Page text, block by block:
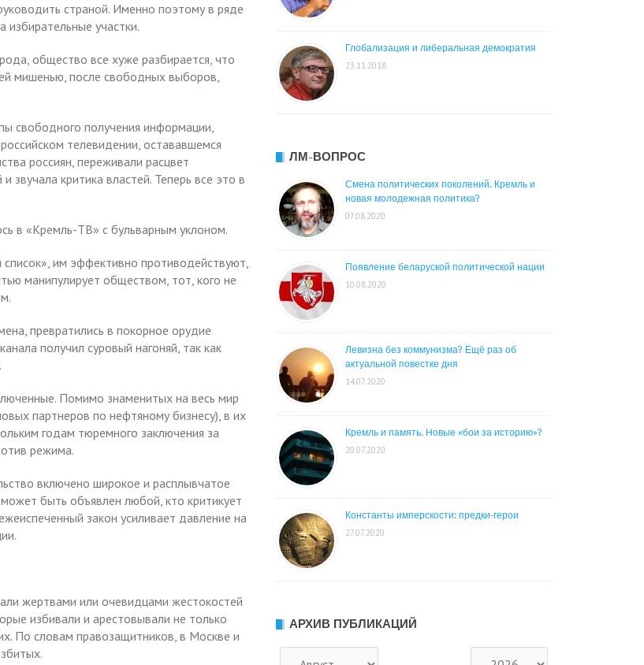
страной. Именно поэтому в ряде
избирательные участки.
общество все хуже разбирается, что
мишенью, после свободных выборов,
свободного получения информации,
телевидении, остававшемся
россиян, переживали расцвет
звучала критика властей. Теперь все это в
в «Кремль-ТВ» с бульварным уклоном.
им эффективно противодействуют,
манипулирует обществом, тот, кого не
превратились в покорное орудие
получил суровый нагоняй, так как
Помимо знаменитых на весь мир
партнеров по нефтяному бизнесу), в их
годам тюремного заключения за
режима.
включено широкое и расплывчатое
быть объявлен любой, кто критикует
закон усиливает давление на
жертвами или очевидцами жестокостей
избивали и арестовывали не только
По словам правозащитников, в Москве и
Глобализация и либеральная демократия
23.11.2018
ЛМ-ВОПРОС
Смена политических поколений. Кремль и
новая молодежная политика?
07.08.2020
Появление беларуской политической нации
10.08.2020
Левизна без коммунизма? Ещё раз об
актуальной повестке дня
14.07.2020
Кремль и память. Новые «бои за историю»?
20.07.2020
Константы имперскости: предки-герои
27.07.2020
АРХИВ ПУБЛИКАЦИЙ